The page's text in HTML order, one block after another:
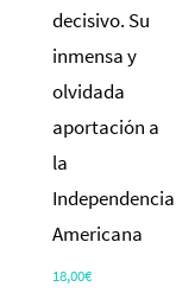
decisivo. Su
inmensa y
olvidada
aportación a
la
Independencia
Americana
18,00€